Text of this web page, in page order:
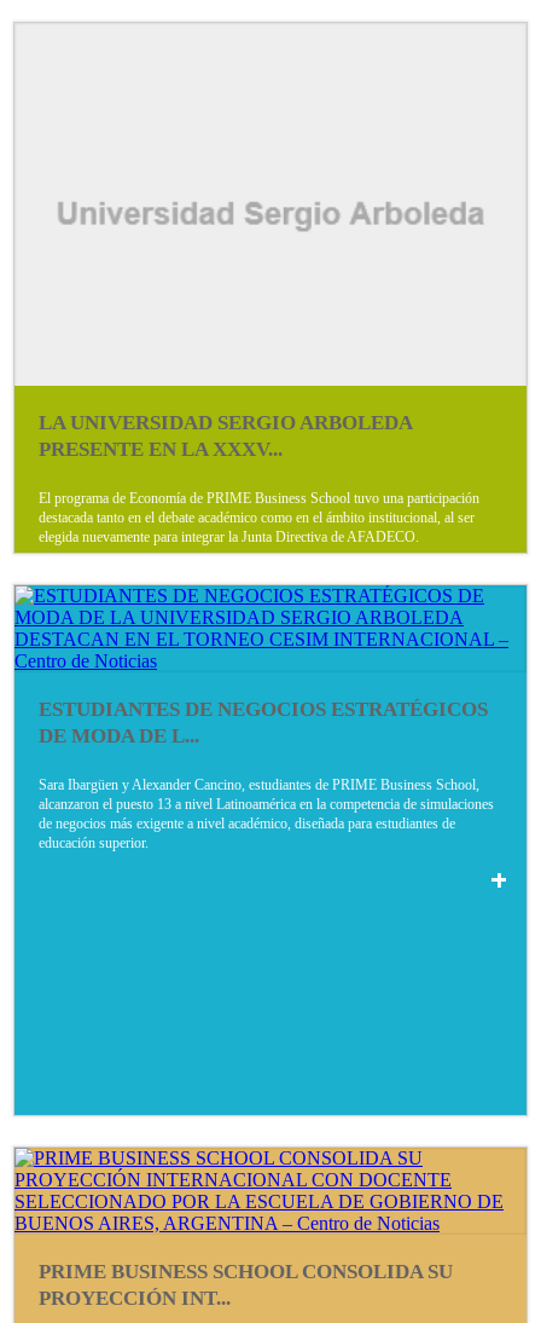
LA UNIVERSIDAD SERGIO ARBOLEDA
PRESENTE EN LA XXXV...
El programa de Economía de PRIME Business School tuvo una participación
destacada tanto en el debate académico como en el ámbito institucional, al ser
elegida nuevamente para integrar la Junta Directiva de AFADECO.
ESTUDIANTES DE NEGOCIOS ESTRATÉGICOS
DE MODA DE L...
Sara Ibargüen y Alexander Cancino, estudiantes de PRIME Business School,
alcanzaron el puesto 13 a nivel Latinoamérica en la competencia de simulaciones
de negocios más exigente a nivel académico, diseñada para estudiantes de
educación superior.
PRIME BUSINESS SCHOOL CONSOLIDA SU
PROYECCIÓN INT...